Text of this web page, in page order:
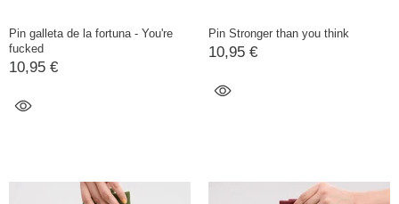
Pin galleta de la fortuna - You're
fucked
10,95 €
Pin Stronger than you think
10,95 €